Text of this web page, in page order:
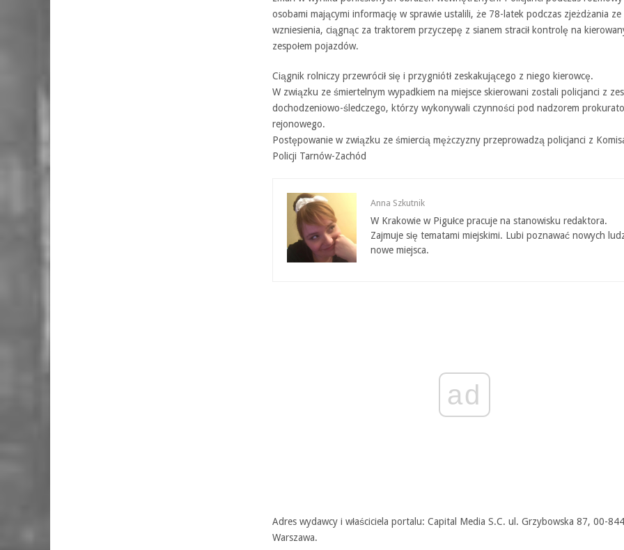
osobami mającymi informację w sprawie ustalili, że 78-latek podczas zjeżdżania ze
wzniesienia, ciągnąc za traktorem przyczepę z sianem stracił kontrolę na
zespołem pojazdów.
Ciągnik rolniczy przewrócił się i przygniótł zeskakującego z niego kierowcę.
W związku ze śmiertelnym wypadkiem na miejsce skierowani zostali policjanci z
dochodzeniowo-śledczego, którzy wykonywali czynności pod nadzorem
rejonowego.
Postępowanie w związku ze śmiercią mężczyzny przeprowadzą policjanci z
Policji Tarnów-Zachód
Anna Szkutnik
W Krakowie w Pigułce pracuje na stanowisku redaktora.
Zajmuje się tematami miejskimi. Lubi poznawać nowych
nowe miejsca.
ad
Adres wydawcy i właściciela portalu: Capital Media S.C. ul. Grzybowska 87, 00-844
Warszawa.